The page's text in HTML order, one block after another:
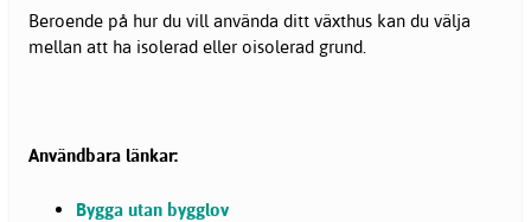
Beroende på hur du vill använda ditt växthus kan du välja
mellan att ha isolerad eller oisolerad grund.
Användbara länkar:
Bygga utan bygglov